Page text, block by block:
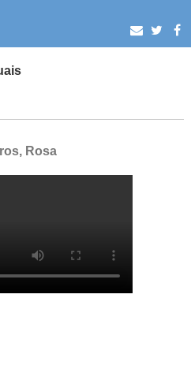
Rosa